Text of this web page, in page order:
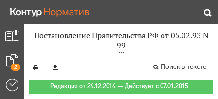
2
Постановление Правительства РФ от 05.02.93 N
99
Поиск в тексте
Редакция от 24.12.2014 — Действует с 07.01.2015